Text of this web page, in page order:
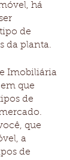
há
de
da planta.
Imobiliária
que
de
que
a
de